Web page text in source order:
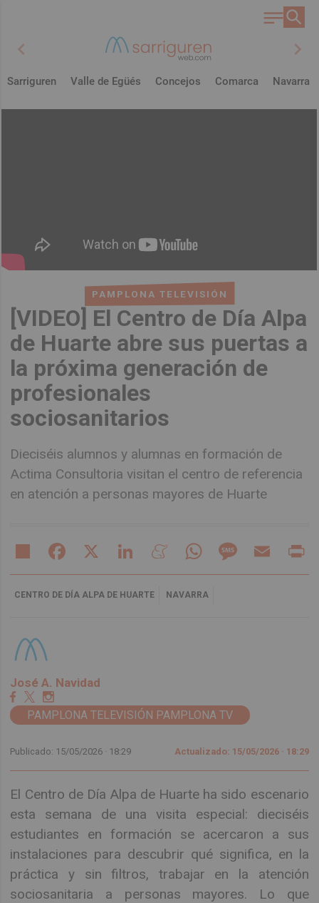
chevron_left chevron_right
Sarriguren Valle de Egüés Concejos Comarca Navarra
PAMPLONA TELEVISIÓN
[VIDEO] El Centro de Día Alpa
de Huarte abre sus puertas a
la próxima generación de
profesionales
sociosanitarios
Dieciséis alumnos y alumnas en formación de
Actima Consultoria visitan el centro de referencia
en atención a personas mayores de Huarte
Share Facebook LinkedIn MeneameWhatsAppMessageEmail
CENTRO DE DÍA ALPA DE HUARTE NAVARRA
José A. Navidad
PAMPLONA TELEVISIÓN PAMPLONA TV
Publicado: 15/05/2026 · 18:29 Actualizado: 15/05/2026 · 18:29
El Centro de Día Alpa de Huarte ha sido escenario
esta semana de una visita especial: dieciséis
estudiantes en formación se acercaron a sus
instalaciones para descubrir qué significa, en la
práctica y sin filtros, trabajar en la atención
sociosanitaria a personas mayores. Lo que